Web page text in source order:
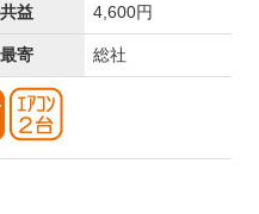
共益 4,600円
最寄 総社